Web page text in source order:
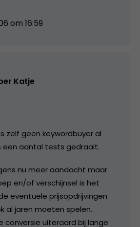
om 16:59
Katje
zelf geen keywordbuyer al
een aantal tests gedraait.
nu meer aandacht maar
en/of verschijnsel is het
eventuele prijsopdrijvingen
al jaren moeten spelen.
conversie uiteraard bij lange